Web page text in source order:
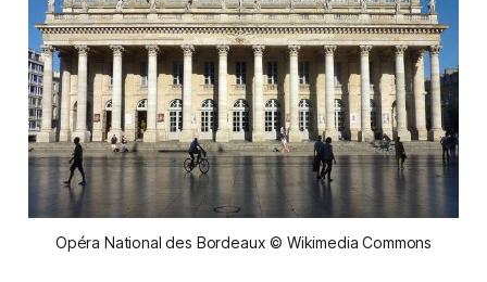
Opéra National des Bordeaux © Wikimedia Commons